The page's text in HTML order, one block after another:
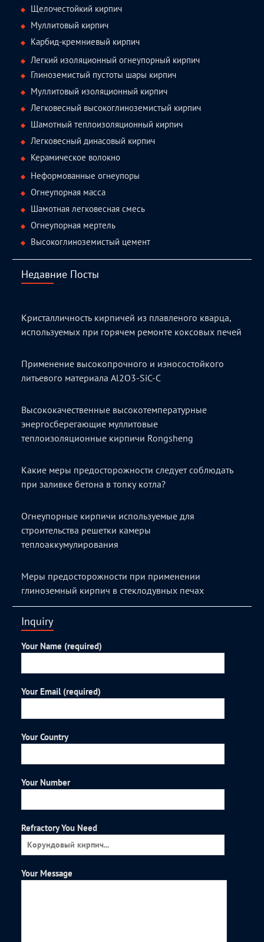
Щелочестойкий кирпич
Муллитовый кирпич
Карбид-кремниевый кирпич
Легкий изоляционный огнеупорный кирпич
Глиноземистый пустоты шары кирпич
Муллитовый изоляционный кирпич
Легковесный высокоглиноземистый кирпич
Шамотный теплоизоляционный кирпич
Легковесный динасовый кирпич
Керамическое волокно
Неформованные огнеупоры
Огнеупорная масса
Шамотная легковесная смесь
Огнеупорная мертель
Высокоглиноземистый цемент
Недавние Посты
Кристалличность кирпичей из плавленого кварца,
используемых при горячем ремонте коксовых печей
Применение высокопрочного и износостойкого
литьевого материала Al2O3-SiC-C
Высококачественные высокотемпературные
энергосберегающие муллитовые
теплоизоляционные кирпичи Rongsheng
Какие меры предосторожности следует соблюдать
при заливке бетона в топку котла?
Огнеупорные кирпичи используемые для
строительства решетки камеры
теплоаккумулирования
Меры предосторожности при применении
глиноземный кирпич в стеклодувных печах
Inquiry
Your Name (required)
Your Email (required)
Your Country
Your Number
Refractory You Need
Your Message